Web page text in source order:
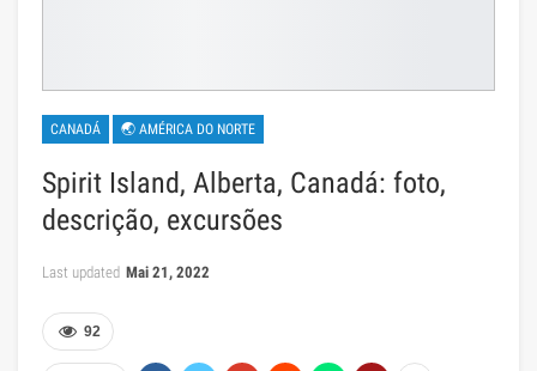
CANADÁ 🌏 AMÉRICA DO NORTE
Spirit Island, Alberta, Canadá: foto,
descrição, excursões
Last updated Mai 21, 2022
92